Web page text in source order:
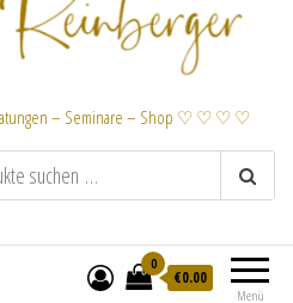
– Seminare – Shop ♡ ♡ ♡ ♡
Menü
0
€0.00